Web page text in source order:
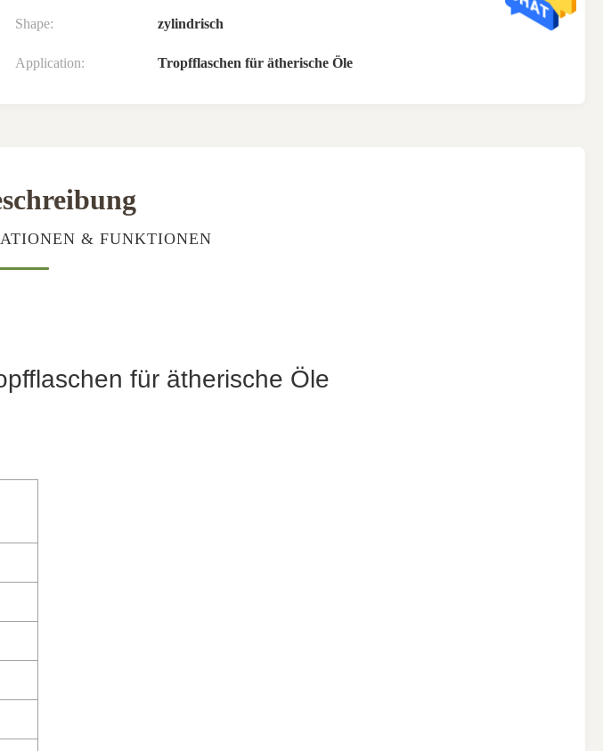
Shape: zylindrisch
Application: Tropfflaschen für ätherische Öle
& FUNKTIONEN
für ätherische Öle